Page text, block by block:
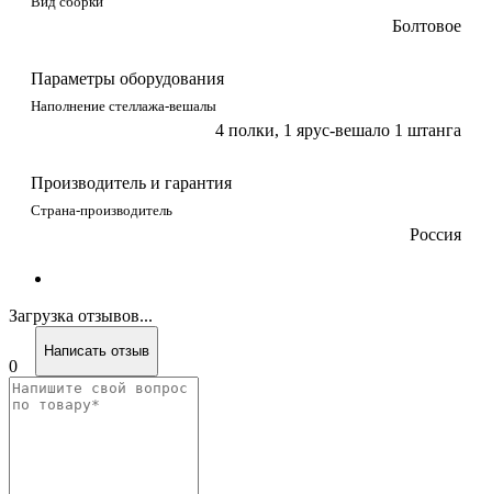
Болтовое
Параметры оборудования
Наполнение стеллажа-вешалы
4 полки, 1 ярус-вешало 1 штанга
Производитель и гарантия
Страна-производитель
Россия
Загрузка отзывов...
0
Написать отзыв